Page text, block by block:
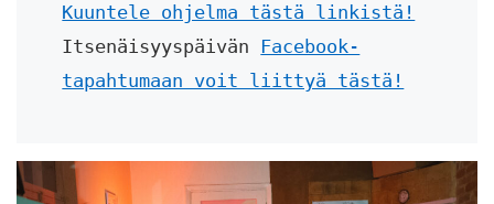
Kuuntele ohjelma tästä linkistä!
Itsenäisyyspäivän Facebook-
tapahtumaan voit liittyä tästä!